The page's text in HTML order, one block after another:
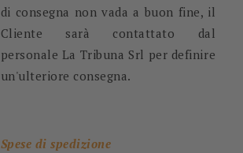
di consegna non vada a buon fine, il
Cliente sarà contattato dal
personale La Tribuna Srl per definire
un'ulteriore consegna.
Spese di spedizione